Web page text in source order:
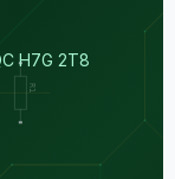
H7G 2T8